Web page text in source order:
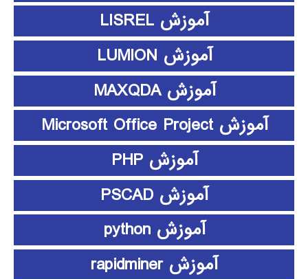
آموزش LISREL
آموزش LUMION
آموزش MAXQDA
آموزش Microsoft Office Project
آموزش PHP
آموزش PSCAD
آموزش python
آموزش rapidminer